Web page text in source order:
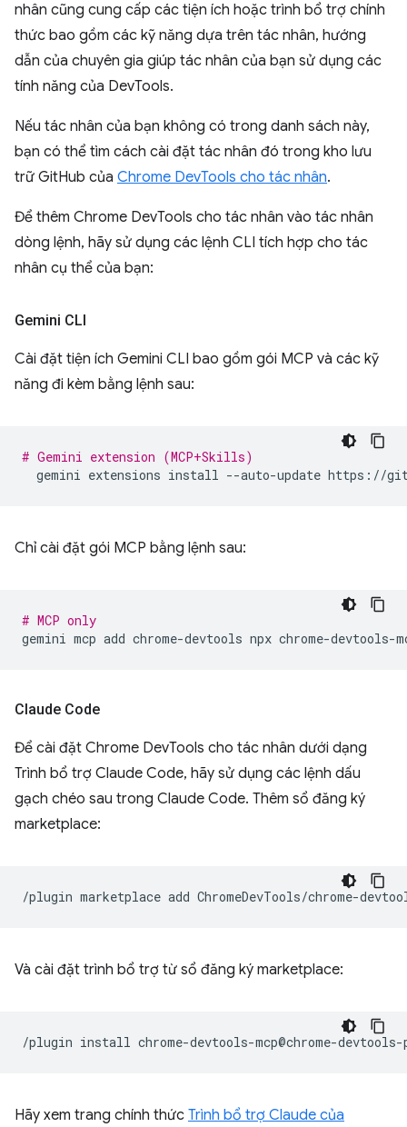
nhân cũng cung cấp các tiện ích hoặc trình bổ trợ chính
thức bao gồm các kỹ năng dựa trên tác nhân, hướng
dẫn của chuyên gia giúp tác nhân của bạn sử dụng các
tính năng của DevTools.
Nếu tác nhân của bạn không có trong danh sách này,
bạn có thể tìm cách cài đặt tác nhân đó trong kho lưu
trữ GitHub của Chrome DevTools cho tác nhân.
Để thêm Chrome DevTools cho tác nhân vào tác nhân
dòng lệnh, hãy sử dụng các lệnh CLI tích hợp cho tác
nhân cụ thể của bạn:
Gemini CLI
Cài đặt tiện ích Gemini CLI bao gồm gói MCP và các kỹ
năng đi kèm bằng lệnh sau:
# Gemini extension (MCP+Skills)
gemini extensions install --auto-update
Chỉ cài đặt gói MCP bằng lệnh sau:
# MCP only
gemini mcp add chrome-devtools npx
Claude Code
Để cài đặt Chrome DevTools cho tác nhân dưới dạng
Trình bổ trợ Claude Code, hãy sử dụng các lệnh dấu
gạch chéo sau trong Claude Code. Thêm sổ đăng ký
marketplace:
/plugin marketplace add
Và cài đặt trình bổ trợ từ sổ đăng ký marketplace:
/plugin install
Hãy xem trang chính thức Trình bổ trợ Claude của